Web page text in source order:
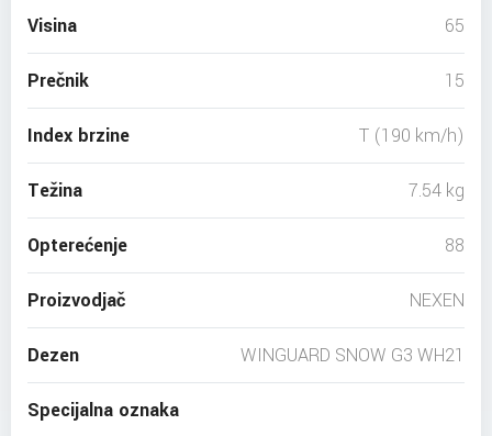
Visina 65
Prečnik 15
Index brzine T (190 km/h)
Težina 7.54 kg
Opterećenje 88
Proizvodjač NEXEN
Dezen WINGUARD SNOW G3 WH21
Specijalna oznaka